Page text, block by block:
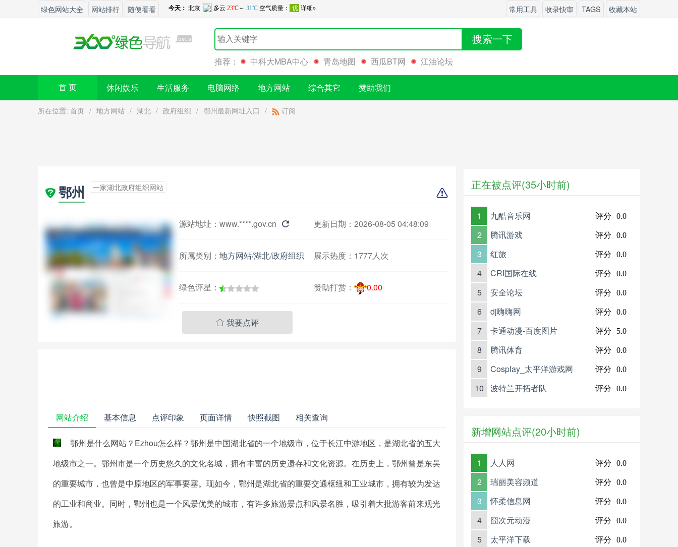
绿色网站大全 网站排行 随便看看 常用工具 收录快审 TAGS 收藏本站
搜索一下
推荐： 中科大MBA中心 青岛地图 西瓜BT网 江油论坛
首 页 休闲娱乐 生活服务 电脑网络 地方网站 综合其它 赞助我们
所在位置: 首页 / 地方网站 / 湖北 / 政府组织 / 鄂州最新网址入口 / 订阅
鄂州 一家湖北政府组织网站
源站地址： www.****.gov.cn  更新日期：2026-08-05 04:48:09
所属类别： 地方网站/湖北/政府组织 展示热度： 1777人次
绿色评星： 赞助打赏： 0.00
 我要点评
网站介绍 基本信息 点评印象 页面详情 快照截图 相关查询
鄂州是什么网站？Ezhou怎么样？鄂州是中国湖北省的一个地级市，位于长江中游地区，是湖北省的五大
地级市之一。鄂州市是一个历史悠久的文化名城，拥有丰富的历史遗存和文化资源。在历史上，鄂州曾是东吴
的重要城市，也曾是中原地区的军事要塞。现如今，鄂州是湖北省的重要交通枢纽和工业城市，拥有较为发达
的工业和商业。同时，鄂州也是一个风景优美的城市，有许多旅游景点和风景名胜，吸引着大批游客前来观光
旅游。
正在被点评(35小时前)
1 九酷音乐网 评分 0.0
2 腾讯游戏 评分 0.0
3 红旅 评分 0.0
4 CRI国际在线 评分 0.0
5 安全论坛 评分 0.0
6 dj嗨嗨网 评分 0.0
7 卡通动漫-百度图片 评分 5.0
8 腾讯体育 评分 0.0
9 Cosplay_太平洋游戏网 评分 0.0
10 波特兰开拓者队 评分 0.0
新增网站点评(20小时前)
1 人人网 评分 0.0
2 瑞丽美容频道 评分 0.0
3 怀柔信息网 评分 0.0
4 囧次元动漫 评分 0.0
5 太平洋下载 评分 0.0